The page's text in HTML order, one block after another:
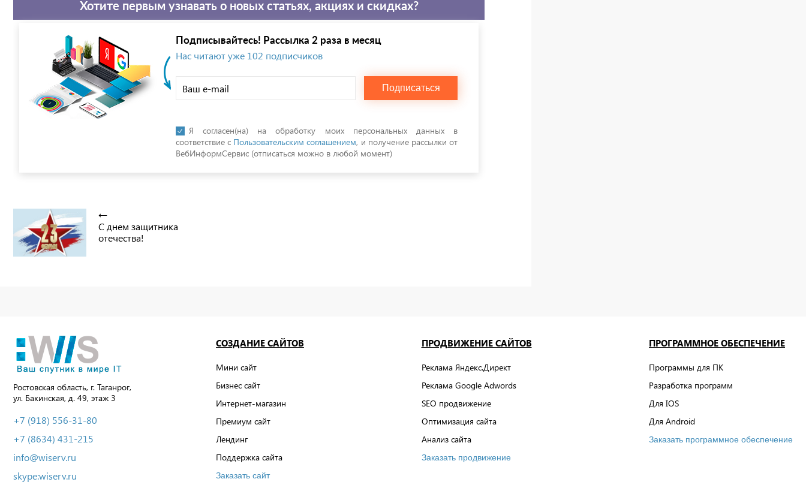
Хотите первым узнавать о новых статьях, акциях и скидках?
Подписывайтесь! Рассылка 2 раза в месяц
Нас читают уже 102 подписчиков
Подписаться
Я согласен(на) на обработку моих персональных данных в
соответствие с Пользовательским соглашением, и получение рассылки от
ВебИнформСервис (отписаться можно в любой момент)
С днем защитника
отечества!
Ростовская область, г. Таганрог,
ул. Бакинская, д. 49, этаж 3
+7 (918) 556-31-80
+7 (8634) 431-215
info@wiserv.ru
skype:wiserv.ru
СОЗДАНИЕ САЙТОВ
Мини сайт
Бизнес сайт
Интернет-магазин
Премиум сайт
Лендинг
Поддержка сайта
Заказать сайт
ПРОДВИЖЕНИЕ САЙТОВ
Реклама Яндекс.Директ
Реклама Google Adwords
SEO продвижение
Оптимизация сайта
Анализ сайта
Заказать продвижение
ПРОГРАММНОЕ ОБЕСПЕЧЕНИЕ
Программы для ПК
Разработка программ
Для IOS
Для Android
Заказать программное обеспечение